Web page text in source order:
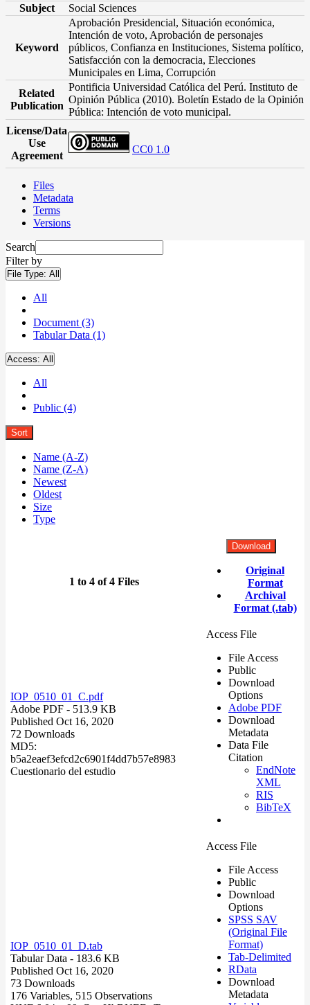
Subject
Social Sciences
Keyword
Aprobación Presidencial, Situación económica,
Intención de voto, Aprobación de personajes
públicos, Confianza en Instituciones, Sistema político,
Satisfacción con la democracia, Elecciones
Municipales en Lima, Corrupción
Related
Publication
Pontificia Universidad Católica del Perú. Instituto de
Opinión Pública (2010). Boletín Estado de la Opinión
Pública: Intención de voto municipal.
License/Data
Use
Agreement
CC0 1.0
Files
Metadata
Terms
Versions
Search
Filter by
File Type: All
All
Document (3)
Tabular Data (1)
Access: All
All
Public (4)
Sort
Name (A-Z)
Name (Z-A)
Newest
Oldest
Size
Type
1 to 4 of 4 Files
Download
Original
Format
Archival
Format (.tab)
IOP_0510_01_C.pdf
Adobe PDF - 513.9 KB
Published Oct 16, 2020
72 Downloads
MD5:
b5a2eaef3efcd2c6901f4dd7b57e8983
Cuestionario del estudio
Access File
File Access
Public
Download
Options
Adobe PDF
Download
Metadata
Data File
Citation
EndNote
XML
RIS
BibTeX
IOP_0510_01_D.tab
Tabular Data - 183.6 KB
Published Oct 16, 2020
73 Downloads
176 Variables, 515 Observations
Access File
File Access
Public
Download
Options
SPSS SAV
(Original File
Format)
Tab-Delimited
RData
Download
Metadata